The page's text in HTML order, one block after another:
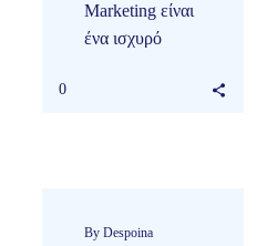
Marketing είναι
ένα ισχυρό
Εάν έχετε…
0
By Despoina